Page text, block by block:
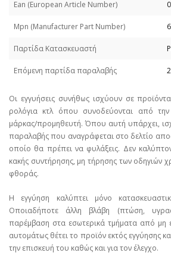
Εan (European Article Number)
Mpn (Manufacturer Part Number)
Παρτίδα Κατασκευαστή
Επόμενη παρτίδα παραλαβής
Οι εγγυήσεις συνήθως ισχύουν σε
ρολόγια κτλ όπου συνοδεύονται από
μάρκας/προμηθευτή. Όπου αυτή υπάρχει,
παραλαβής που αναγράφεται στο δελτίο
οποίο θα πρέπει να φυλάξεις. Δεν
κακής συντήρησης, μη τήρησης των οδηγιών
φθοράς.
Η εγγύηση καλύπτει μόνο
Οποιαδήποτε άλλη βλάβη (πτώση,
παρέμβαση στα εσωτερικά τμήματα από μη
αυτομάτως θέτει το προϊόν εκτός εγγύησης
την επισκευή του καθώς και για τον έλεγχο.